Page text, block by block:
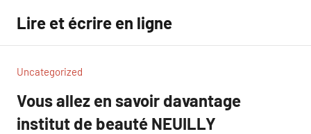
contenu
Lire et écrire en ligne
Uncategorized
Vous allez en savoir davantage
institut de beauté NEUILLY